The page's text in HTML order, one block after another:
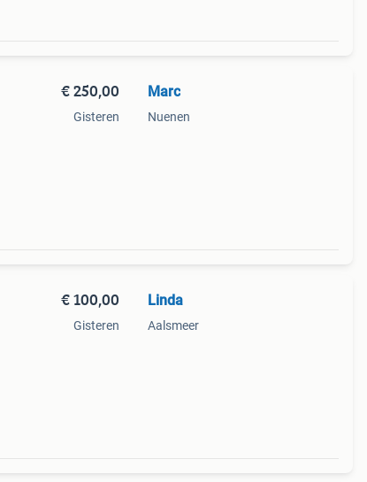
€ 250,00
Gisteren
Marc
Nuenen
€ 100,00
Gisteren
Linda
Aalsmeer